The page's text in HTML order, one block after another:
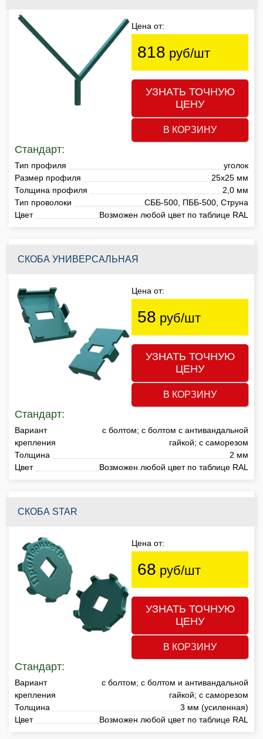
Цена от:
818 руб/шт
УЗНАТЬ ТОЧНУЮ
ЦЕНУ
В КОРЗИНУ
Стандарт:
Тип профиля
уголок
Размер профиля
25х25 мм
Толщина профиля
2,0 мм
Тип проволоки
СББ-500, ПББ-500, Струна
Цвет
Возможен любой цвет по таблице RAL
СКОБА УНИВЕРСАЛЬНАЯ
Цена от:
58 руб/шт
УЗНАТЬ ТОЧНУЮ
ЦЕНУ
В КОРЗИНУ
Стандарт:
Вариант
крепления
с болтом; с болтом с антивандальной
гайкой; с саморезом
Толщина
2 мм
Цвет
Возможен любой цвет по таблице RAL
СКОБА STAR
Цена от:
68 руб/шт
УЗНАТЬ ТОЧНУЮ
ЦЕНУ
В КОРЗИНУ
Стандарт:
Вариант
крепления
с болтом; с болтом и антивандальной
гайкой; с саморезом
Толщина
3 мм (усиленная)
Цвет
Возможен любой цвет по таблице RAL